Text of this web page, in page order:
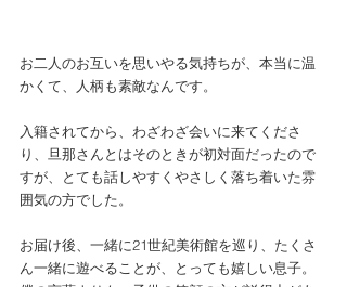
お二人のお互いを思いやる気持ちが、本当に温
かくて、人柄も素敵なんです。
入籍されてから、わざわざ会いに来てくださ
り、旦那さんとはそのときが初対面だったので
すが、とても話しやすくやさしく落ち着いた雰
囲気の方でした。
お届け後、一緒に21世紀美術館を巡り、たくさ
ん一緒に遊べることが、とっても嬉しい息子。